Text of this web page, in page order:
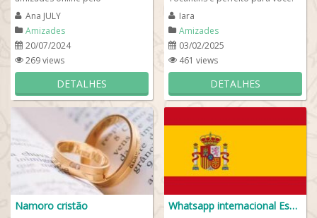
WhatsApp. O objetivo deste
grupo de amigos virtuais...
Ana JULY
Amizades
20/07/2024
269 views
DETALHES
Entre e faça parte dessa rede
de...
Iara
Amizades
03/02/2025
461 views
DETALHES
Namoro cristão Whatsapp internacional Espanha 🇪🇸